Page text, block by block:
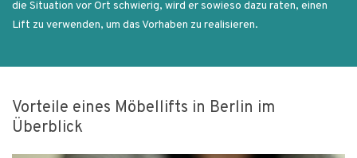
die Situation vor Ort schwierig, wird er sowieso dazu raten, einen
Lift zu verwenden, um das Vorhaben zu realisieren.
Vorteile eines Möbellifts in Berlin im
Überblick